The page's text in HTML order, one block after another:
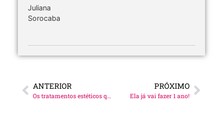
Juliana
Sorocaba
ANTERIOR
Os tratamentos estéticos que adoro!
PRÓXIMO
Ela já vai fazer 1 ano!